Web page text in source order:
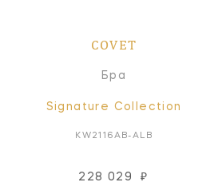
COVET
Бра
Signature Collection
KW2116AB-ALB
228 029 ₽